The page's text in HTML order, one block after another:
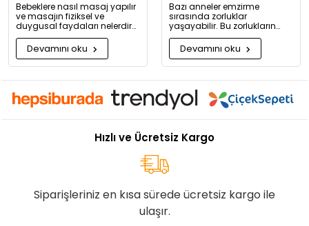
Bebeklere nasıl masaj yapılır
ve masajın fiziksel ve
duygusal faydaları nelerdir?
Neden bugüne kadar masaj
yapmadığınıza pişman
olacaksınız!
Devamını oku
Bazı anneler emzirme
sırasında zorluklar
yaşayabilir. Bu zorlukların
başında meme ucu yaraları
ve emzirme sırasında
hissedilen acı gelir.
Devamını oku
Hızlı ve Ücretsiz Kargo
Siparişleriniz en kısa sürede ücretsiz kargo ile
ulaşır.